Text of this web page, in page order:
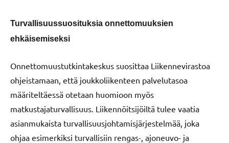
Turvallisuussuosituksia onnettomuuksien
ehkäisemiseksi
Onnettomuustutkintakeskus suosittaa Liikennevirastoa
ohjeistamaan, että joukkoliikenteen palvelutasoa
määriteltäessä otetaan huomioon myös
matkustajaturvallisuus. Liikennöitsijöiltä tulee vaatia
asianmukaista turvallisuusjohtamisjärjestelmää, joka
ohjaa esimerkiksi turvallisiin rengas-, ajoneuvo- ja